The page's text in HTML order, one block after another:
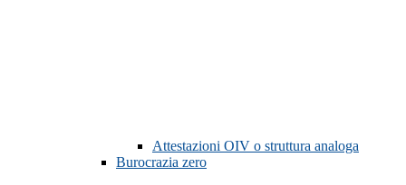
Attestazioni OIV o struttura analoga
Burocrazia zero